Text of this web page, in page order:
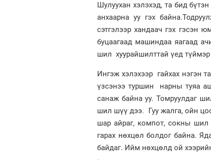
Шулуухан хэлэхэд, та бид
анхаарна уу гэх
сэтгэлээр хандаач гэх гэсэн
буцаагаад машиндаа яагаад
шил хуурайшилттай үед
Ингэж хэлэхээр гайхах нэгэн
үзсэнээ туршин нарны туяа
санаж байна уу. Томруулдаг
шил шүү дээ. Гуу жалга, ойн
шар айраг, компот, сокны шил
гарах нөхцөл болдог байна.
байдаг. Ийм нөхцөлд ой